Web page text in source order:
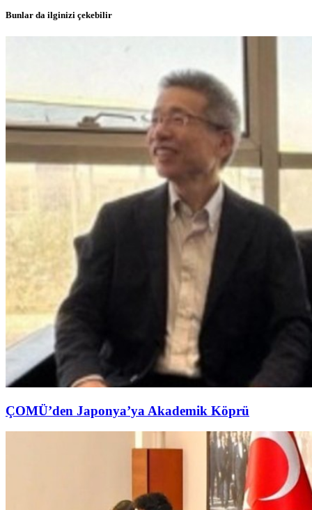
Bunlar da ilginizi çekebilir
ÇOMÜ’den Japonya’ya Akademik Köprü